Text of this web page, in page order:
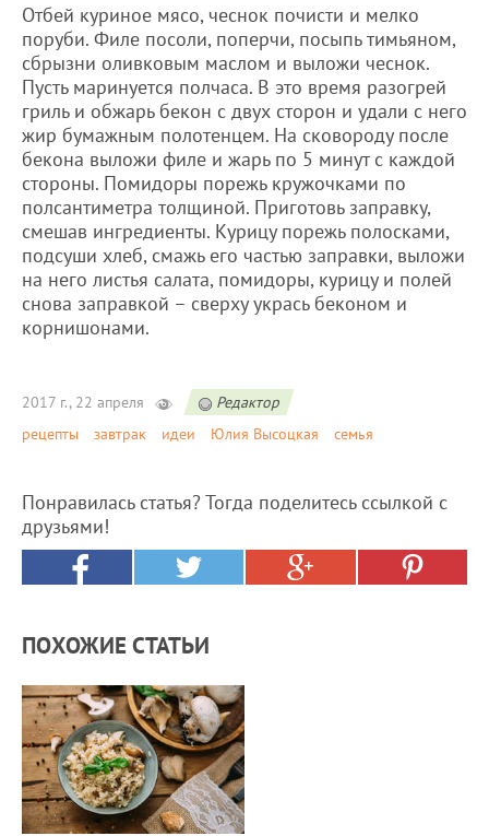
Отбей куриное мясо, чеснок почисти и мелко
поруби. Филе посоли, поперчи, посыпь тимьяном,
сбрызни оливковым маслом и выложи чеснок.
Пусть маринуется полчаса. В это время разогрей
гриль и обжарь бекон с двух сторон и удали с него
жир бумажным полотенцем. На сковороду после
бекона выложи филе и жарь по 5 минут с каждой
стороны. Помидоры порежь кружочками по
полсантиметра толщиной. Приготовь заправку,
смешав ингредиенты. Курицу порежь полосками,
подсуши хлеб, смажь его частью заправки, выложи
на него листья салата, помидоры, курицу и полей
снова заправкой – сверху укрась беконом и
корнишонами.
2017 г., 22 апреля
Редактор
рецепты
завтрак идеи Юлия Высоцкая семья
Понравилась статья? Тогда поделитесь ссылкой с
друзьями!
ПОХОЖИЕ СТАТЬИ